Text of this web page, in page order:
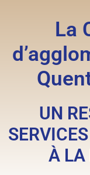
La
UN
À LA